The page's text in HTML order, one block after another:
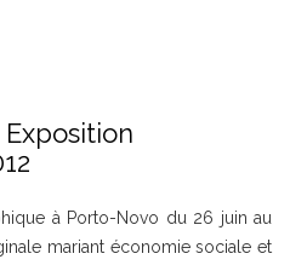
à Porto-Novo du 26 juin au
mariant économie sociale et